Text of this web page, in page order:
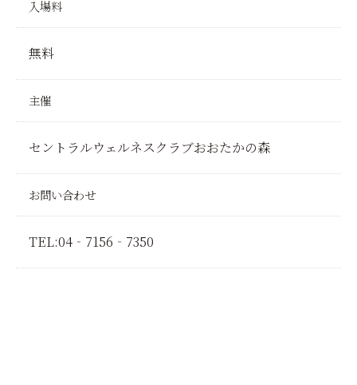
入場料
無料
主催
セントラルウェルネスクラブおおたかの森
お問い合わせ
TEL:04‐7156‐7350